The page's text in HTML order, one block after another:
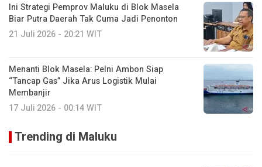
Ini Strategi Pemprov Maluku di Blok Masela
Biar Putra Daerah Tak Cuma Jadi Penonton
21 Juli 2026 - 20:21 WIT
Menanti Blok Masela: Pelni Ambon Siap
“Tancap Gas” Jika Arus Logistik Mulai
Membanjir
17 Juli 2026 - 00:14 WIT
Trending di Maluku